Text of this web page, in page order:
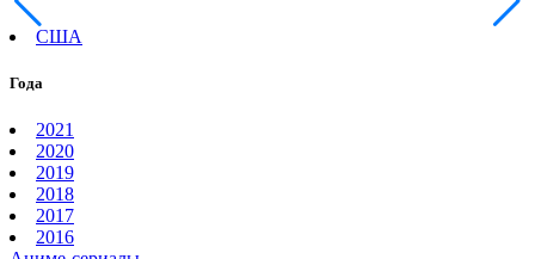
США
Года
2021
2020
2019
2018
2017
2016